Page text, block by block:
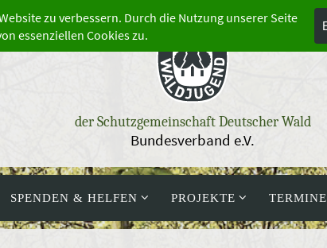
der Schutzgemeinschaft Deutscher Wald
Bundesverband e.V.
SPENDEN & HELFEN PROJEKTE TERMINE